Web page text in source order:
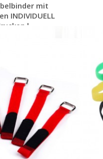
mit
INDIVIDUELL
l...